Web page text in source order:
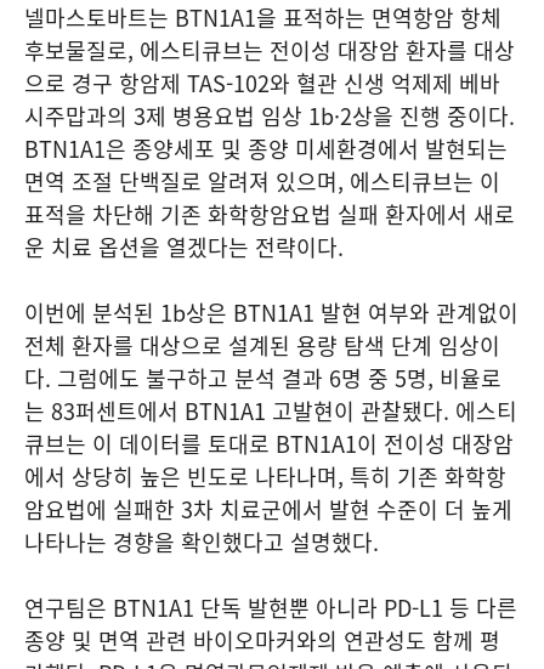
넬마스토바트는 BTN1A1을 표적하는 면역항암 항체
후보물질로, 에스티큐브는 전이성 대장암 환자를 대상
으로 경구 항암제 TAS-102와 혈관 신생 억제제 베바
시주맙과의 3제 병용요법 임상 1b·2상을 진행 중이다.
BTN1A1은 종양세포 및 종양 미세환경에서 발현되는
면역 조절 단백질로 알려져 있으며, 에스티큐브는 이
표적을 차단해 기존 화학항암요법 실패 환자에서 새로
운 치료 옵션을 열겠다는 전략이다.
이번에 분석된 1b상은 BTN1A1 발현 여부와 관계없이
전체 환자를 대상으로 설계된 용량 탐색 단계 임상이
다. 그럼에도 불구하고 분석 결과 6명 중 5명, 비율로
는 83퍼센트에서 BTN1A1 고발현이 관찰됐다. 에스티
큐브는 이 데이터를 토대로 BTN1A1이 전이성 대장암
에서 상당히 높은 빈도로 나타나며, 특히 기존 화학항
암요법에 실패한 3차 치료군에서 발현 수준이 더 높게
나타나는 경향을 확인했다고 설명했다.
연구팀은 BTN1A1 단독 발현뿐 아니라 PD-L1 등 다른
종양 및 면역 관련 바이오마커와의 연관성도 함께 평